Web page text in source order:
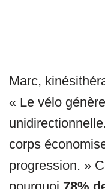
Marc,
« Le vélo
corps
progression. »